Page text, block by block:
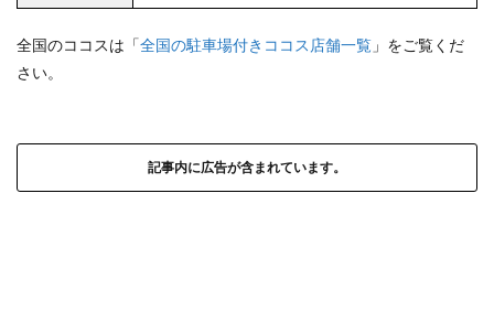
全国のココスは「全国の駐車場付きココス店舗一覧 」をご覧くだ
さい。
記事内に広告が含まれています。